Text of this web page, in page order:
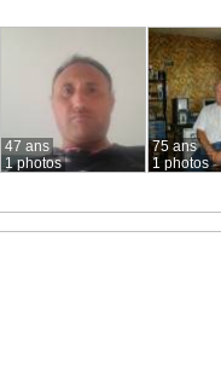
47 ans
1 photos
75 ans
1 photos